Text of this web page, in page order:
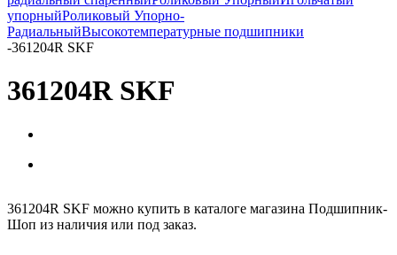
упорныйРоликовый Упорно-
РадиальныйВысокотемпературные подшипники
-361204R SKF
361204R SKF
361204R SKF можно купить в каталоге магазина Подшипник-
Шоп из наличия или под заказ.